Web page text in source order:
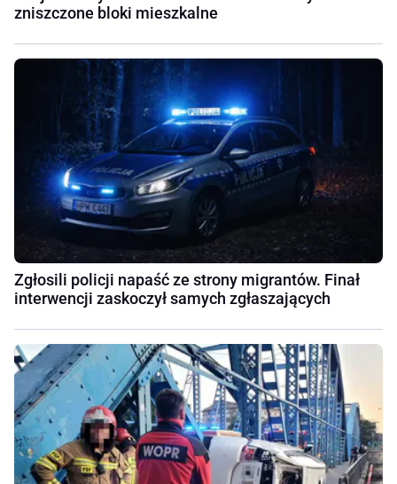
zniszczone bloki mieszkalne
Zgłosili policji napaść ze strony migrantów. Finał
interwencji zaskoczył samych zgłaszających